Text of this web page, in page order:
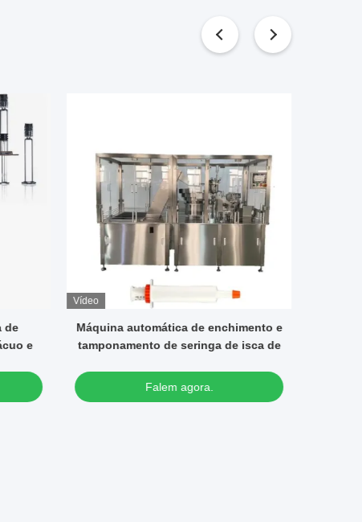
e
de
Vídeo
Venda a quente Máquina automática
de preenchimento de tubos e creme
Falem agora.